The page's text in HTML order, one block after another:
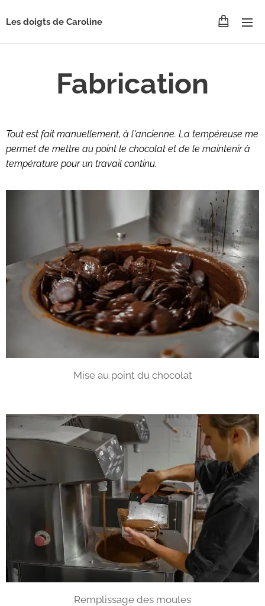
Les doigts de Caroline
Fabrication
Tout est fait manuellement, à l'ancienne. La tempéreuse me
permet de mettre au point le chocolat et de le maintenir à
température pour un travail continu.
Mise au point du chocolat
Remplissage des moules